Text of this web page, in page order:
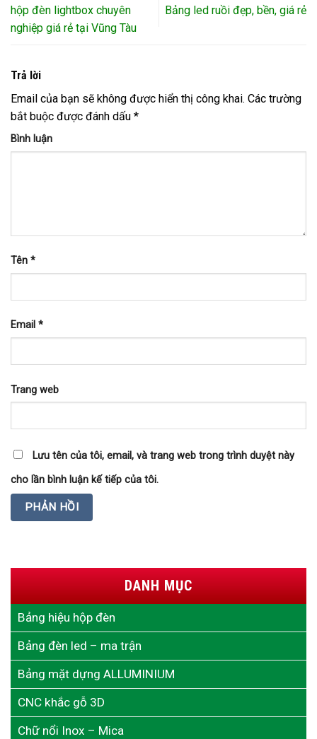
DANH MỤC
Bảng hiệu hộp đèn
Bảng đèn led – ma trận
Bảng mặt dựng ALLUMINIUM
CNC khắc gỗ 3D
Chữ nổi Inox – Mica
hộp đèn lightbox chuyên
nghiệp giá rẻ tại Vũng Tàu
Bảng led ruồi đẹp, bền, giá rẻ
Trả lời
Email của bạn sẽ không được hiển thị công khai. Các trường
bắt buộc được đánh dấu *
Bình luận
Tên *
Email *
Trang web
Lưu tên của tôi, email, và trang web trong trình duyệt này
cho lần bình luận kế tiếp của tôi.